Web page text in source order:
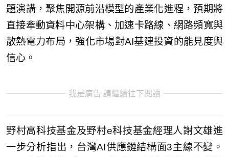
題演講，聚焦開源前沿模型的產業化進程，預期將
直接牽動資料中心架構、加速卡路線、網路頻寬與
散熱電力布局，強化市場對AI基建投資的能見度與
信心。
我是廣告 請繼續往下閱讀
野村高科技基金及野村e科技基金經理人謝文雄進
一步分析指出，台灣AI供應鏈結構面3主線不變。